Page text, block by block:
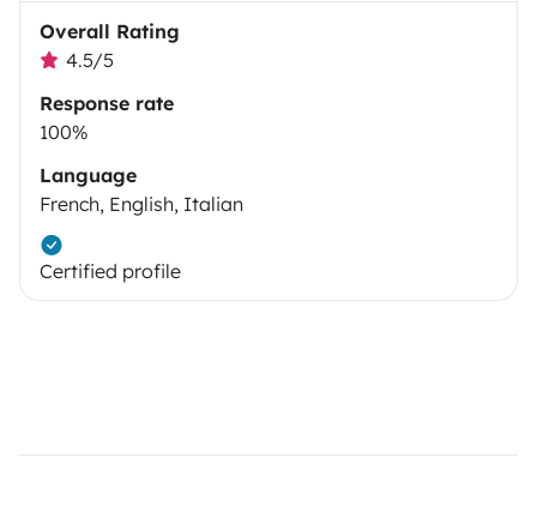
Overall Rating
4.5/5
Response rate
100%
Language
French, English, Italian
Certified profile